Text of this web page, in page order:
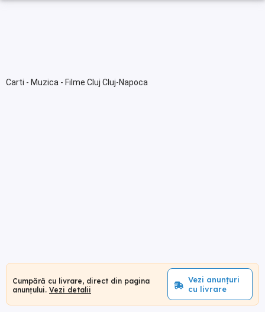
Carti - Muzica - Filme Cluj Cluj-Napoca
Cumpără cu livrare, direct din pagina
anunțului. Vezi detalii
Vezi anunțuri
cu livrare